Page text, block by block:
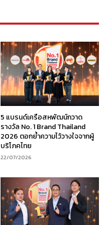
5 แบรนด์เครือสหพัฒน์กวาด
รางวัล No. 1 Brand Thailand
2026 ตอกย้ำความไว้วางใจจากผู้
บริโภคไทย
22/07/2026